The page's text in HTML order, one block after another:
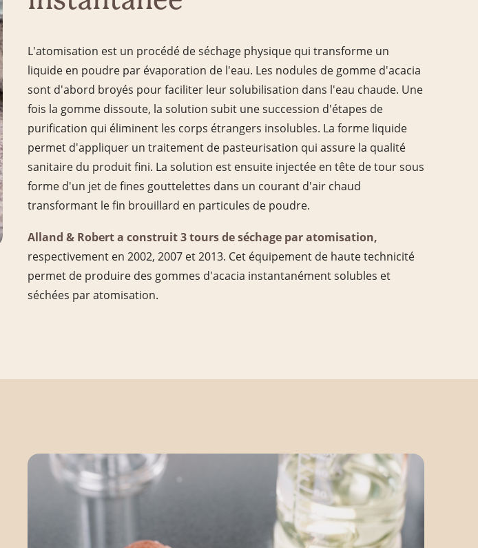
L'atomisation est un procédé de séchage physique qui transforme un
liquide en poudre par évaporation de l'eau. Les nodules de gomme d'acacia
sont d'abord broyés pour faciliter leur solubilisation dans l'eau chaude. Une
fois la gomme dissoute, la solution subit une succession d'étapes de
purification qui éliminent les corps étrangers insolubles. La forme liquide
permet d'appliquer un traitement de pasteurisation qui assure la qualité
sanitaire du produit fini. La solution est ensuite injectée en tête de tour sous
forme d'un jet de fines gouttelettes dans un courant d'air chaud
transformant le fin brouillard en particules de poudre.
Alland & Robert a construit 3 tours de séchage par atomisation,
respectivement en 2002, 2007 et 2013. Cet équipement de haute technicité
permet de produire des gommes d'acacia instantanément solubles et
séchées par atomisation.